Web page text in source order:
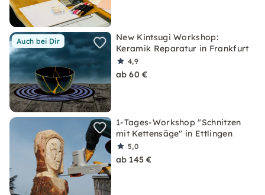
Auch bei Dir
New Kintsugi Workshop:
Keramik Reparatur in Frankfurt
4,9
ab 60 €
1-Tages-Workshop "Schnitzen
mit Kettensäge" in Ettlingen
5,0
ab 145 €